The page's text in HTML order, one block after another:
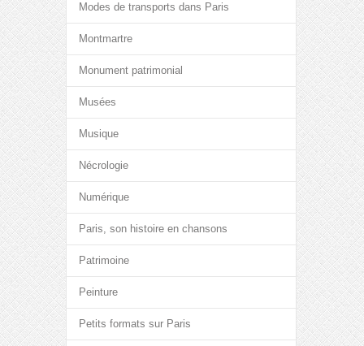
Modes de transports dans Paris
Montmartre
Monument patrimonial
Musées
Musique
Nécrologie
Numérique
Paris, son histoire en chansons
Patrimoine
Peinture
Petits formats sur Paris